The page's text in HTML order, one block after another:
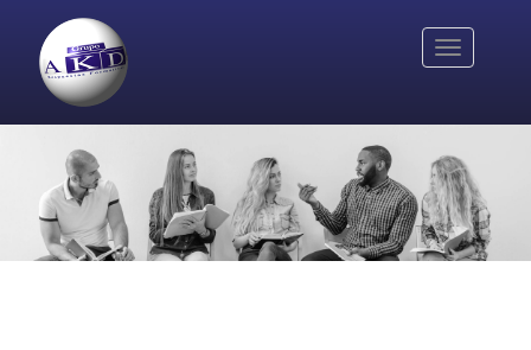
contenido
principal
Toggle